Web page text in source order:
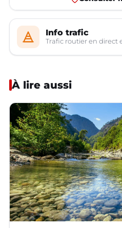
Info trafic
Trafic routier en direct
À lire aussi